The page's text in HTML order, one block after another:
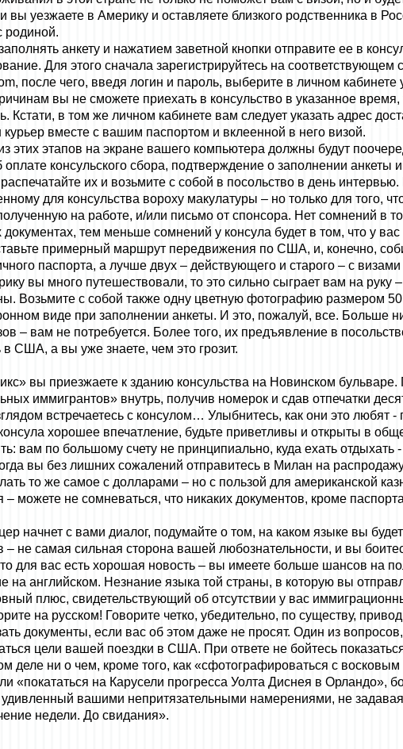
вы уезжаете в Америку и оставляете близкого родственника в
родиной.
анкету и нажатием заветной кнопки отправите ее в
Для этого сначала зарегистрируйтесь на соответствующем
, после чего, введя логин и пароль, выберите в личном
вы не сможете приехать в консульство в указанное время,
Кстати, в том же личном кабинете вам следует указать адрес
курьер вместе с вашим паспортом и вклеенной в него визой.
этих этапов на экране вашего компьютера должны будут
консульского сбора, подтверждение о заполнении анкеты
их и возьмите с собой в посольство в день
для консульства вороху макулатуры – но только для того,
на работе, и/или письмо от спонсора. Нет сомнений в
тем меньше сомнений у консула будет в том, что у
примерный маршрут передвижения по США, и, конечно,
паспорта, а лучше двух – действующего и старого – с
вы много путешествовали, то это сильно сыграет вам на руку
Возьмите с собой также одну цветную фотографию размером
виде при заполнении анкеты. И это, пожалуй, все. Больше
– вам не потребуется. Более того, их предъявление в
США, а вы уже знаете, чем это грозит.
вы приезжаете к зданию консульства на Новинском
иммигрантов» внутрь, получив номерок и сдав отпечатки
встречаетесь с консулом… Улыбнитесь, как они это любят -
хорошее впечатление, будьте приветливы и открыты в
вам по большому счету не принципиально, куда ехать
вы без лишних сожалений отправитесь в Милан на
то же самое с долларами – но с пользой для американской
– можете не сомневаться, что никаких документов, кроме
начнет с вами диалог, подумайте о том, на каком языке вы
– не самая сильная сторона вашей любознательности, и вы
для вас есть хорошая новость – вы имеете больше шансов на
на английском. Незнание языка той страны, в которую вы
плюс, свидетельствующий об отсутствии у вас
на русском! Говорите четко, убедительно, по существу,
документы, если вас об этом даже не просят. Один из
цели вашей поездки в США. При ответе не бойтесь
деле ни о чем, кроме того, как «сфотографироваться с
«покататься на Карусели прогресса Уолта Диснея в Орландо»,
удивленный вашими непритязательными намерениями, не
недели. До свидания».